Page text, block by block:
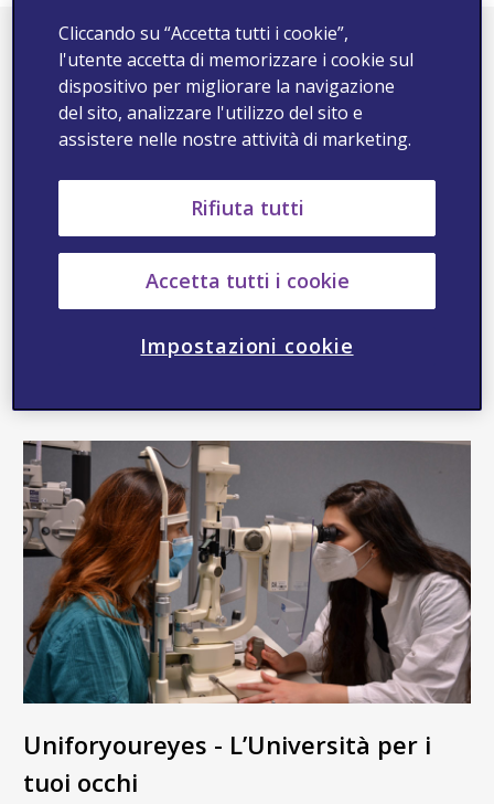
Un partner per lo sviluppo
sostenibile
pazienti, a valorizzare i dipendenti, a
preservare l'ambiente, a sostenere il
pubblica globale.
Uniforyoureyes - L’Università per i
tuoi occhi
Cliccando su “Accetta tutti i cookie”,
l'utente accetta di memorizzare i cookie sul
dispositivo per migliorare la navigazione
del sito, analizzare l'utilizzo del sito e
assistere nelle nostre attività di marketing.
Rifiuta tutti
Accetta tutti i cookie
Impostazioni cookie